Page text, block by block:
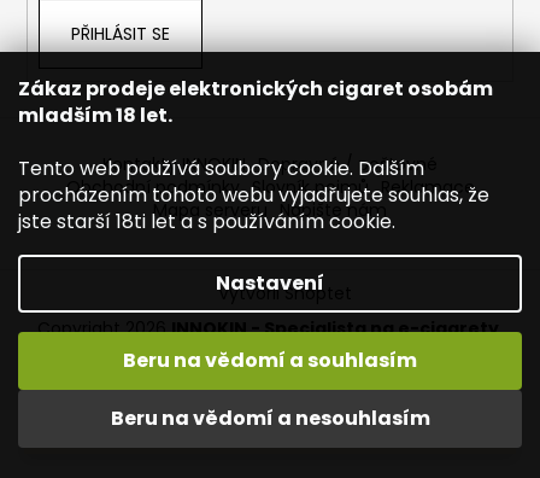
Zákaz prodeje elektronických cigaret osobám
mladším 18 let.
Tento web používá soubory cookie. Dalším
procházením tohoto webu vyjadřujete souhlas, že
jste starší 18ti let a s používáním cookie.
Nastavení
Beru na vědomí a nesouhlasím
Beru na vědomí a souhlasím
Vítejte ve světě INNOKIN. Nabízíme Vám to nejlepší ze světa
vapingu. DORUČENÍ ZDARMA nad 1000,- kč / 50 EURO!
í
t
?
HLEDAT
D
u
PŘIHLÁSIT SE
Kontakty INNOKIN Dopravné / poštovné
Obchodní podmínky Slovník pojmů Reklamace
Mapa serveru
Napište nám
Vytvořil Shoptet
Copyright 2026INNOKIN - Specialista na e-cigarety.
Všechna práva vyhrazena.Upravit nastavení cookies